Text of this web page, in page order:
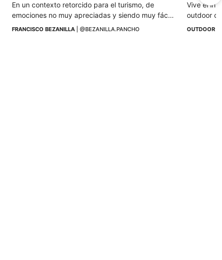
En un contexto retorcido para el turismo, de
emociones no muy apreciadas y siendo muy fácil
caer un pesimismo improductivo y finalmente
FRANCISCO BEZANILLA @BEZANILLA.PANCHO
Vive el
outdoor
OUTDOOR